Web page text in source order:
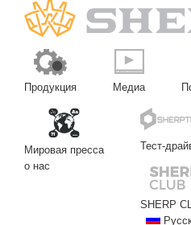
Продукция Медиа
Мировая пресса
о нас
Тест-
SHERP